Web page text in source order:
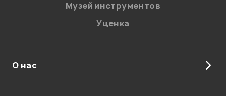
Музей инструментов
Уценка
О нас